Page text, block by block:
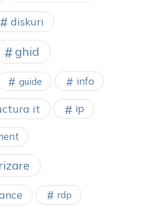
diskuri
ghid
guide info
it ip
rdp